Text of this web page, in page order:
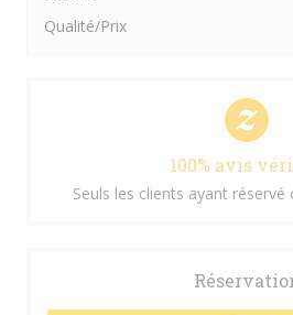
Qualité/Prix
100% avis
Seuls les clients ayant réservé